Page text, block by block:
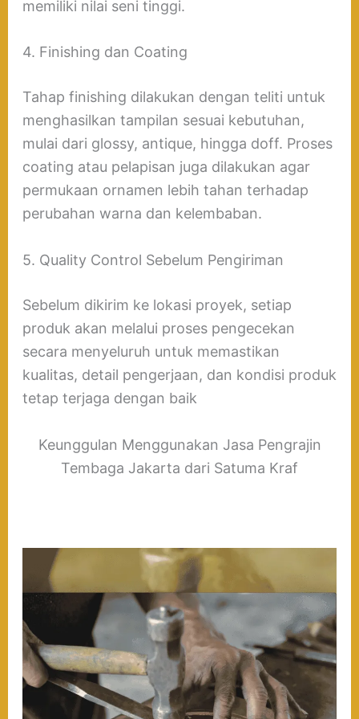
memiliki nilai seni tinggi.
4. Finishing dan Coating
Tahap finishing dilakukan dengan teliti untuk
menghasilkan tampilan sesuai kebutuhan,
mulai dari glossy, antique, hingga doff. Proses
coating atau pelapisan juga dilakukan agar
permukaan ornamen lebih tahan terhadap
perubahan warna dan kelembaban.
5. Quality Control Sebelum Pengiriman
Sebelum dikirim ke lokasi proyek, setiap
produk akan melalui proses pengecekan
secara menyeluruh untuk memastikan
kualitas, detail pengerjaan, dan kondisi produk
tetap terjaga dengan baik
Keunggulan Menggunakan Jasa Pengrajin
Tembaga Jakarta dari Satuma Kraf